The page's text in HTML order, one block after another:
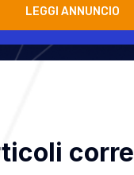
LEGGI ANNUNCIO